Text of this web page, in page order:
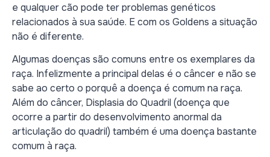
e qualquer cão pode ter problemas genéticos
relacionados à sua saúde. E com os Goldens a situação
não é diferente.
Algumas doenças são comuns entre os exemplares da
raça. Infelizmente a principal delas é o câncer e não se
sabe ao certo o porquê a doença é comum na raça.
Além do câncer, Displasia do Quadril (doença que
ocorre a partir do desenvolvimento anormal da
articulação do quadril) também é uma doença bastante
comum à raça.